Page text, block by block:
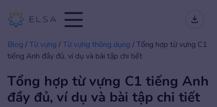
Blog /Từ vựng /Từ vựng thông dụng /Tổng hợp từ vựng C1
tiếng Anh đầy đủ, ví dụ và bài tập chi tiết
Tổng hợp từ vựng C1 tiếng Anh
đầy đủ, ví dụ và bài tập chi tiết